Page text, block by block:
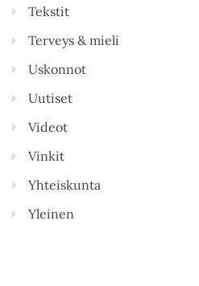
Tekstit
Terveys & mieli
Uskonnot
Uutiset
Videot
Vinkit
Yhteiskunta
Yleinen